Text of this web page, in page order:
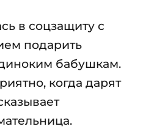
в соцзащиту с
подарить
бабушкам.
когда дарят